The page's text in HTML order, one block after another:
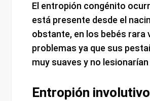
El entropión congénito
está presente desde el
obstante, en los bebés rara
problemas ya que sus
muy suaves y no
Entropión